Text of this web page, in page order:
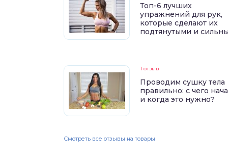
Топ-6 лучших
упражнений для рук,
которые сделают их
подтянутыми и
1 отзыв
Проводим сушку тела
правильно: с чего
и когда это нужно?
Смотреть все отзывы на товары